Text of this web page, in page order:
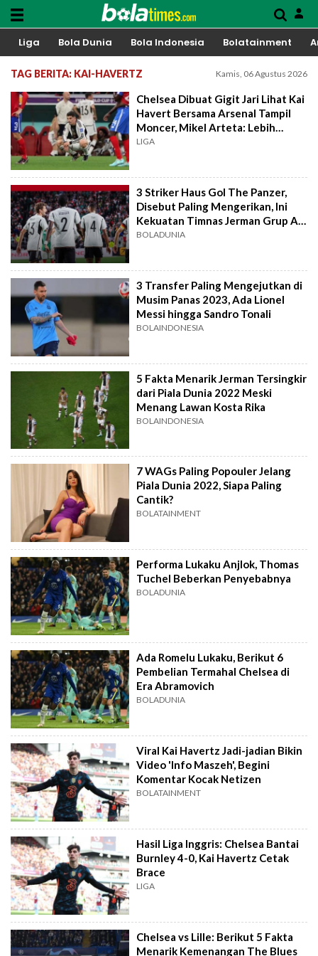
Liga Bola Dunia Bola Indonesia Bolatainment
TAG BERITA: KAI-HAVERTZ Kamis, 06 Agustus 2026
Chelsea Dibuat Gigit Jari Lihat Kai
Havert Bersama Arsenal Tampil
Moncer, Mikel Arteta: Lebih
Nyaman
LIGA
3 Striker Haus Gol The Panzer,
Disebut Paling Mengerikan, Ini
Kekuatan Timnas Jerman Grup A
Euro 2024
BOLADUNIA
3 Transfer Paling Mengejutkan di
Musim Panas 2023, Ada Lionel
Messi hingga Sandro Tonali
BOLAINDONESIA
5 Fakta Menarik Jerman Tersingkir
dari Piala Dunia 2022 Meski
Menang Lawan Kosta Rika
BOLAINDONESIA
7 WAGs Paling Popouler Jelang
Piala Dunia 2022, Siapa Paling
Cantik?
BOLATAINMENT
Performa Lukaku Anjlok, Thomas
Tuchel Beberkan Penyebabnya
BOLADUNIA
Ada Romelu Lukaku, Berikut 6
Pembelian Termahal Chelsea di
Era Abramovich
BOLADUNIA
Viral Kai Havertz Jadi-jadian Bikin
Video 'Info Maszeh', Begini
Komentar Kocak Netizen
BOLATAINMENT
Hasil Liga Inggris: Chelsea Bantai
Burnley 4-0, Kai Havertz Cetak
Brace
LIGA
Chelsea vs Lille: Berikut 5 Fakta
Menarik Kemenangan The Blues